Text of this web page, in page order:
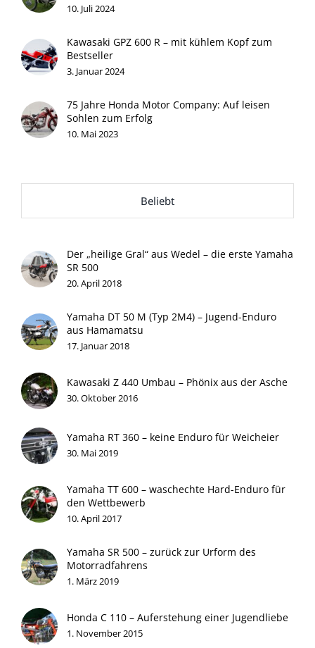
10. Juli 2024
Kawasaki GPZ 600 R – mit kühlem Kopf zum
Bestseller
3. Januar 2024
75 Jahre Honda Motor Company: Auf leisen
Sohlen zum Erfolg
10. Mai 2023
Beliebt
Der „heilige Gral“ aus Wedel – die erste Yamaha
SR 500
20. April 2018
Yamaha DT 50 M (Typ 2M4) – Jugend-Enduro
aus Hamamatsu
17. Januar 2018
Kawasaki Z 440 Umbau – Phönix aus der Asche
30. Oktober 2016
Yamaha RT 360 – keine Enduro für Weicheier
30. Mai 2019
Yamaha TT 600 – waschechte Hard-Enduro für
den Wettbewerb
10. April 2017
Yamaha SR 500 – zurück zur Urform des
Motorradfahrens
1. März 2019
Honda C 110 – Auferstehung einer Jugendliebe
1. November 2015